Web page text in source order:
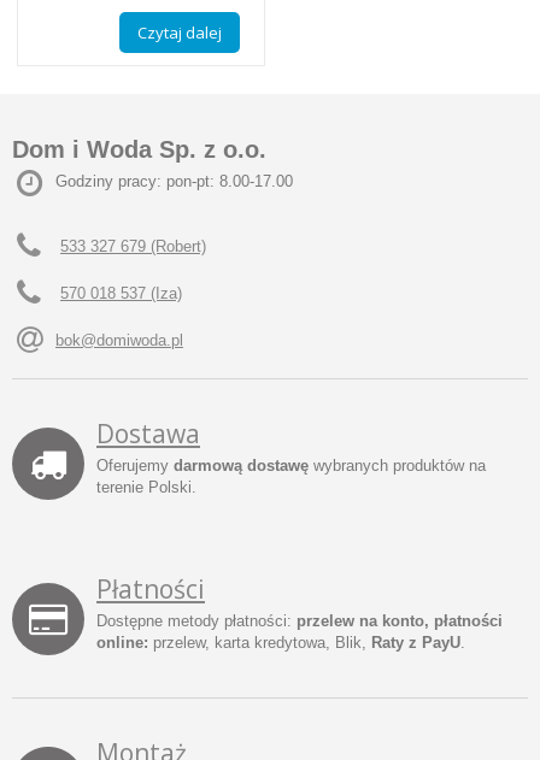
Czytaj dalej
Dom i Woda Sp. z o.o.
Godziny pracy: pon-pt: 8.00-17.00
533 327 679 (Robert)
570 018 537 (Iza)
bok@domiwoda.pl
Dostawa
Oferujemy darmową dostawę wybranych produktów na
terenie Polski.
Płatności
Dostępne metody płatności: przelew na konto, płatności
online: przelew, karta kredytowa, Blik, Raty z PayU.
Montaż